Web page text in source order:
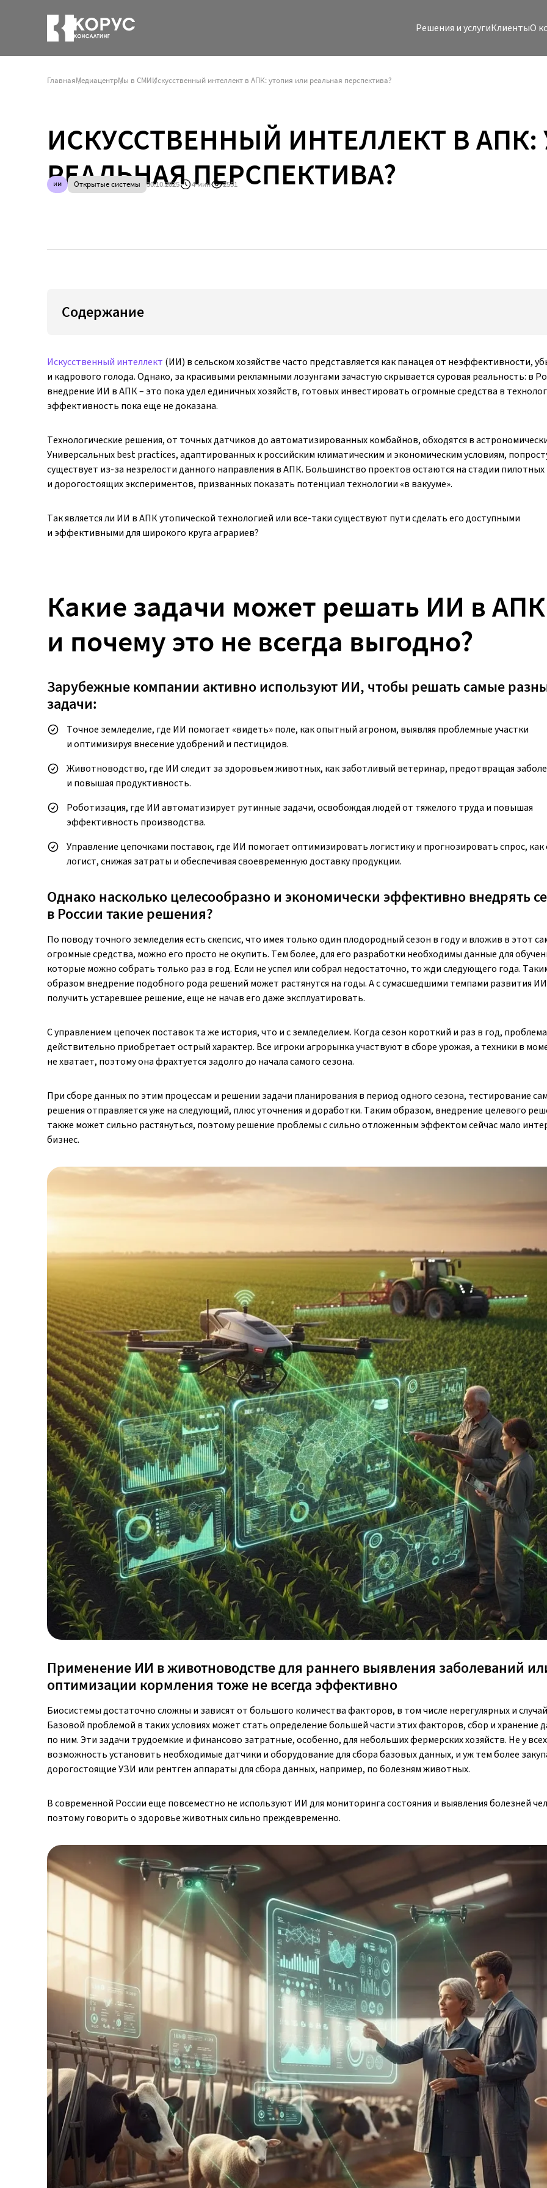
Решения и услугиКлиентыO
ГлавнаяМедиацентрМы в СМИИскусственный интеллект в АПК: утопия или реальная перспектива?
ИСКУССТВЕННЫЙ ИНТЕЛЛЕКТ В
РЕАЛЬНАЯ ПЕРСПЕКТИВА?
ии Открытые системы 30.10.2025 4 мин 2551
Содержание
Искусственный интеллект (ИИ) в сельском хозяйстве часто представляется как панацея от неэффективности,
и кадрового голода. Однако, за красивыми рекламными лозунгами зачастую скрывается суровая реальность: в
внедрение ИИ в АПК – это пока удел единичных хозяйств, готовых инвестировать огромные средства в
эффективность пока еще не доказана.
Технологические решения, от точных датчиков до автоматизированных комбайнов, обходятся в
Универсальных best practices, адаптированных к российским климатическим и экономическим условиям,
существует из-за незрелости данного направления в АПК. Большинство проектов остаются на стадии пилотных
и дорогостоящих экспериментов, призванных показать потенциал технологии «в вакууме».
Так является ли ИИ в АПК утопической технологией или все-таки существуют пути сделать его доступными
и эффективными для широкого круга аграриев?
Какие задачи может решать ИИ в АПК
и почему это не всегда выгодно?
Зарубежные компании активно используют ИИ, чтобы решать самые
задачи:
Точное земледелие, где ИИ помогает «видеть» поле, как опытный агроном, выявляя проблемные участки
и оптимизируя внесение удобрений и пестицидов.
Животноводство, где ИИ следит за здоровьем животных, как заботливый ветеринар, предотвращая
и повышая продуктивность.
Роботизация, где ИИ автоматизирует рутинные задачи, освобождая людей от тяжелого труда и повышая
эффективность производства.
Управление цепочками поставок, где ИИ помогает оптимизировать логистику и прогнозировать спрос,
логист, снижая затраты и обеспечивая своевременную доставку продукции.
Однако насколько целесообразно и экономически эффективно внедрять
в России такие решения?
По поводу точного земледелия есть скепсис, что имея только один плодородный сезон в году и вложив в этот
огромные средства, можно его просто не окупить. Тем более, для его разработки необходимы данные для
которые можно собрать только раз в год. Если не успел или собрал недостаточно, то жди следующего года.
образом внедрение подобного рода решений может растянутся на годы. А с сумасшедшими темпами развития
получить устаревшее решение, еще не начав его даже эксплуатировать.
С управлением цепочек поставок та же история, что и с земледелием. Когда сезон короткий и раз в год, проблема
действительно приобретает острый характер. Все игроки агрорынка участвуют в сборе урожая, а техники в
не хватает, поэтому она фрахтуется задолго до начала самого сезона.
При сборе данных по этим процессам и решении задачи планирования в период одного сезона, тестирование
решения отправляется уже на следующий, плюс уточнения и доработки. Таким образом, внедрение целевого
также может сильно растянуться, поэтому решение проблемы с сильно отложенным эффектом сейчас мало
бизнес.
Применение ИИ в животноводстве для раннего выявления заболеваний
оптимизации кормления тоже не всегда эффективно
Биосистемы достаточно сложны и зависят от большого количества факторов, в том числе нерегулярных и
Базовой проблемой в таких условиях может стать определение большей части этих факторов, сбор и хранение
по ним. Эти задачи трудоемкие и финансово затратные, особенно, для небольших фермерских хозяйств. Не у
возможность установить необходимые датчики и оборудование для сбора базовых данных, и уж тем более
дорогостоящие УЗИ или рентген аппараты для сбора данных, например, по болезням животных.
В современной России еще повсеместно не используют ИИ для мониторинга состояния и выявления болезней
поэтому говорить о здоровье животных сильно преждевременно.